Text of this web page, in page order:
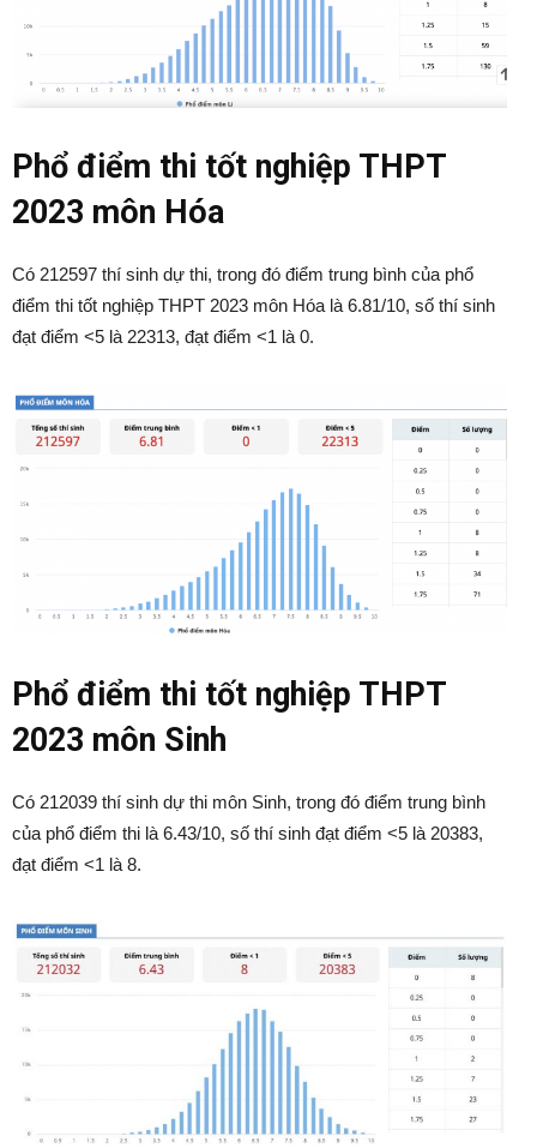
Phổ điểm thi tốt nghiệp THPT
2023 môn Hóa
Có 212597 thí sinh dự thi, trong đó điểm trung bình của phổ
điểm thi tốt nghiệp THPT 2023 môn Hóa là 6.81/10, số thí sinh
đạt điểm <5 là 22313, đạt điểm <1 là 0.
Phổ điểm thi tốt nghiệp THPT
2023 môn Sinh
Có 212039 thí sinh dự thi môn Sinh, trong đó điểm trung bình
của phổ điểm thi là 6.43/10, số thí sinh đạt điểm <5 là 20383,
đạt điểm <1 là 8.